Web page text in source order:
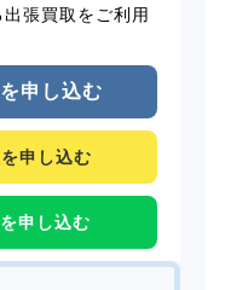
張買取をご利用
申し込む
申し込む
申し込む